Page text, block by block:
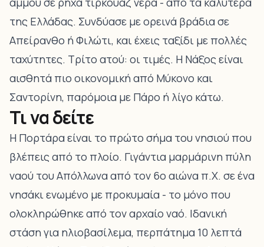
της Ελλάδας. Συνδύασε με ορεινά βράδια σε
Απείρανθο ή Φιλώτι, και έχεις ταξίδι με πολλές
ταχύτητες. Τρίτο ατού: οι τιμές. Η Νάξος είναι
αισθητά πιο οικονομική από Μύκονο και
Σαντορίνη, παρόμοια με Πάρο ή λίγο κάτω.
Τι να δείτε
Η Πορτάρα είναι το πρώτο σήμα του νησιού που
βλέπεις από το πλοίο. Γιγάντια μαρμάρινη πύλη
ναού του Απόλλωνα από τον 6ο αιώνα π.Χ. σε ένα
νησάκι ενωμένο με προκυμαία - το μόνο που
ολοκληρώθηκε από τον αρχαίο ναό. Ιδανική
στάση για ηλιοβασίλεμα, περπάτημα 10 λεπτά